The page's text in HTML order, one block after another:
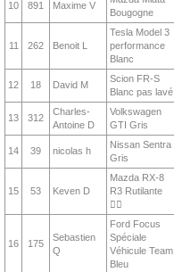
10 891 Maxime V
Bougogne
11 262 Benoit L
Tesla Model 3
performance
Blanc
12 18 David M
Scion FR-S
Blanc pas lavé
13 312
Charles-
Antoine D
Volkswagen
GTI Gris
14 39 nicolas h
Nissan Sentra
Gris
15 53 Keven D
Mazda RX-8
R3 Rutilante
❤️‍🔥
16 175
Sebastien
Q
Ford Focus
Spéciale
Véhicule Team
Bleu